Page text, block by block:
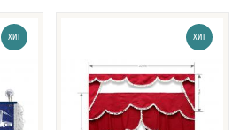
ХИТ ХИТ